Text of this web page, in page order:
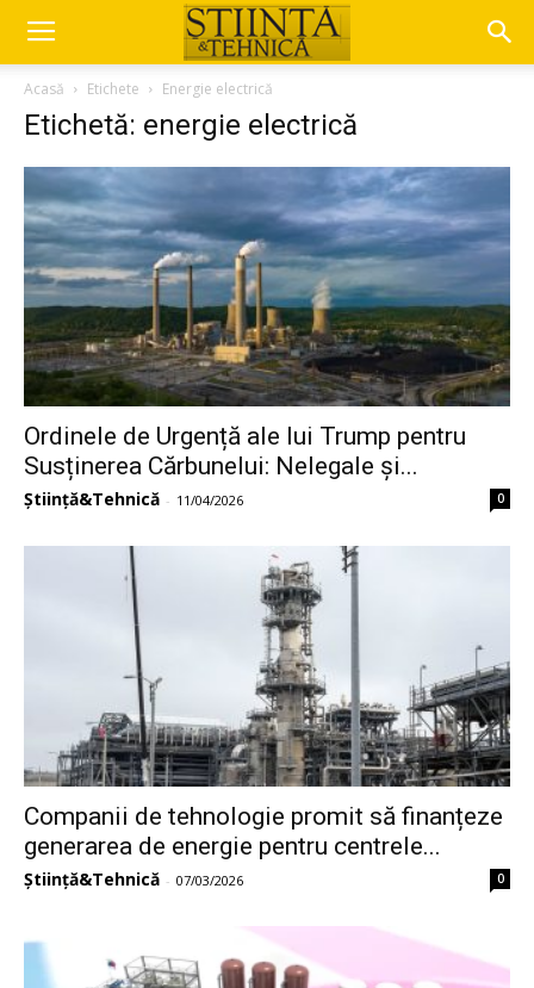
Acasă Etichete Energie electrică
Etichetă: energie electrică
Ordinele de Urgență ale lui Trump pentru
Susținerea Cărbunelui: Nelegale și...
Știință&Tehnică - 11/04/2026 0
Companii de tehnologie promit să finanțeze
generarea de energie pentru centrele...
Știință&Tehnică - 07/03/2026 0